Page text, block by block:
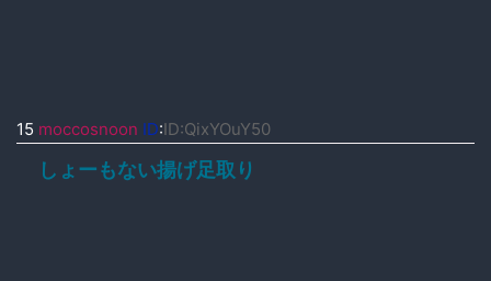
15 moccosnoon ID:ID:QixYOuY50
しょーもない揚げ足取り